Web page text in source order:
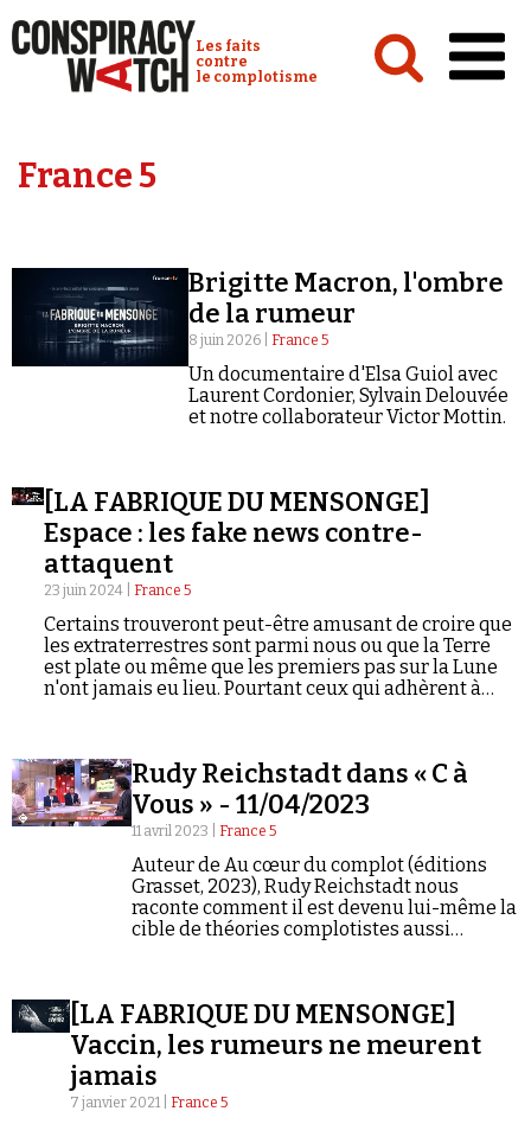
Conspiracy Watch :
Les faits
contre
le complotisme
Analyses
Vidéos
Émissions
Revues de presse
Newsletter
Faire un don
Demander à Vera
France 5
Brigitte Macron, l'ombre
de la rumeur
8 juin 2026 | France 5
Un documentaire d'Elsa Guiol avec
Laurent Cordonier, Sylvain Delouvée
et notre collaborateur Victor Mottin.
[LA FABRIQUE DU MENSONGE]
Espace : les fake news contre-
attaquent
23 juin 2024 | France 5
Certains trouveront peut-être amusant de croire que
les extraterrestres sont parmi nous ou que la Terre
est plate ou même que les premiers pas sur la Lune
n'ont jamais eu lieu. Pourtant ceux qui adhèrent à
en quelques années seulement, grâce aux
plateformes sociales. Et elles ont surtout désormais
des conséquences inquiétantes, provoquant des
campagnes de haine en ligne. Aujourd'hui, ce
complotisme est également instrumentalisé par des
figures publiques qui, à des fins politiques, font du
doute leur meilleur allié. Comme Vladimir Poutine
qui, 54 ans après les premiers pas sur la Lune, en
vient à ne pas contredire les adeptes de la théorie
Rudy Reichstadt dans « C à
Vous » - 11/04/2023
11 avril 2023 | France 5
Auteur de Au cœur du complot (éditions
Grasset, 2023), Rudy Reichstadt nous
raconte comment il est devenu lui-même la
cible de théories complotistes aussi
[LA FABRIQUE DU MENSONGE]
Vaccin, les rumeurs ne meurent
jamais
7 janvier 2021 | France 5